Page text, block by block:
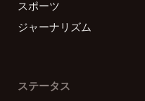
スポーツ
ジャーナリズム
ステータス